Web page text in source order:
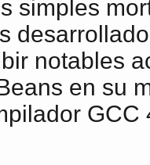
simples
notables
en su